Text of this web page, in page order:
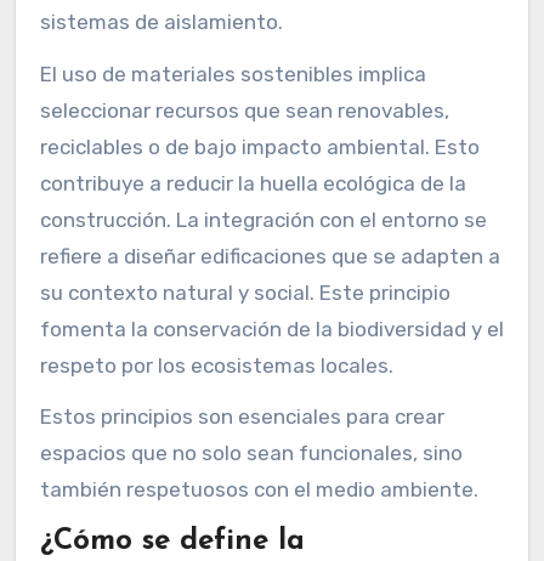
sistemas de aislamiento.
El uso de materiales sostenibles implica
seleccionar recursos que sean renovables,
reciclables o de bajo impacto ambiental. Esto
contribuye a reducir la huella ecológica de la
construcción. La integración con el entorno se
refiere a diseñar edificaciones que se adapten a
su contexto natural y social. Este principio
fomenta la conservación de la biodiversidad y el
respeto por los ecosistemas locales.
Estos principios son esenciales para crear
espacios que no solo sean funcionales, sino
también respetuosos con el medio ambiente.
¿Cómo se define la